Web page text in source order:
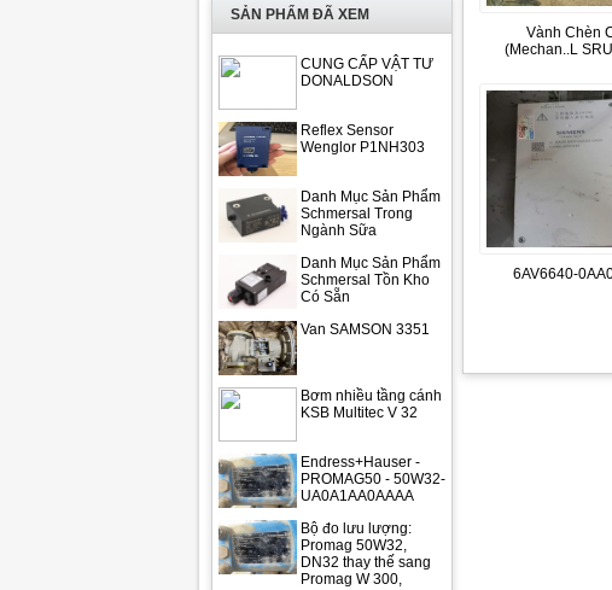
SẢN PHẨM ĐÃ XEM
CUNG CẤP VẬT TƯ
DONALDSON
Reflex Sensor
Wenglor P1NH303
Danh Mục Sản Phẩm
Schmersal Trong
Ngành Sữa
Danh Mục Sản Phẩm
Schmersal Tồn Kho
Có Sẵn
Van SAMSON 3351
Bơm nhiều tầng cánh
KSB Multitec V 32
Endress+Hauser -
PROMAG50 - 50W32-
UA0A1AA0AAAA
Bộ đo lưu lượng:
Promag 50W32,
DN32 thay thế sang
Promag W 300,
Vành Chèn
(Mechan..L
6AV6640-